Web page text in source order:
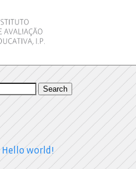
Search
Hello world!